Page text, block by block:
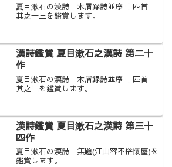
夏目漱石の漢詩 木屑録詩並序 十四首
其之十三を鑑賞します。
漢詩鑑賞 夏目漱石之漢詩 第二十
作
夏目漱石の漢詩 木屑録詩並序 十四首
其之三を鑑賞します。
漢詩鑑賞 夏目漱石之漢詩 第三十
四作
夏目漱石の漢詩 無題(江山容不俗懷塵)を
鑑賞します。